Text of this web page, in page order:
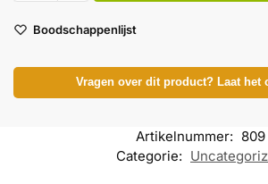
Boodschappenlijst
Vragen over dit product? Laat het
Artikelnummer: 809
Categorie: